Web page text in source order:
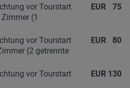
vor Tourstart
(1
EUR 75
vor Tourstart
(2 getrennte
EUR 80
vor Tourstart
EUR 130